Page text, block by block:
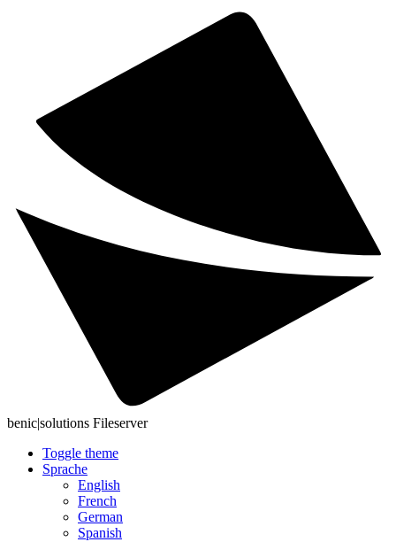
benic|solutions Fileserver
Toggle theme
Sprache
English
French
German
Spanish